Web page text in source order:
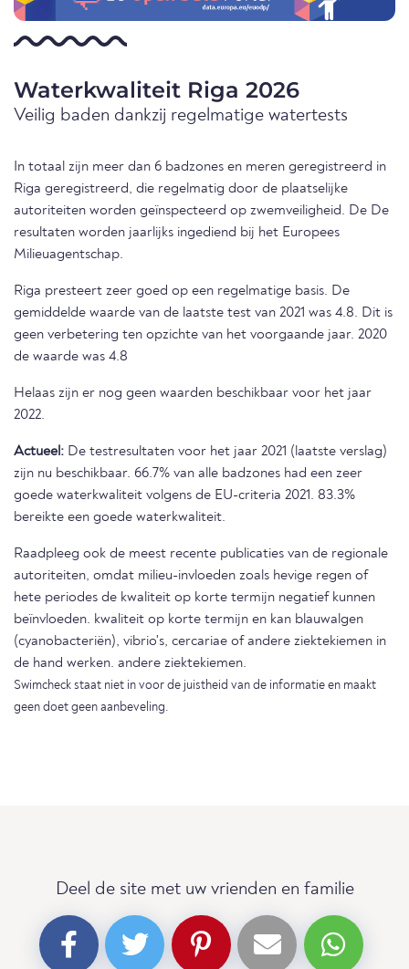
Waterkwaliteit Riga 2026
Veilig baden dankzij regelmatige watertests
In totaal zijn meer dan 6 badzones en meren geregistreerd in
Riga geregistreerd, die regelmatig door de plaatselijke
autoriteiten worden geïnspecteerd op zwemveiligheid. De De
resultaten worden jaarlijks ingediend bij het Europees
Milieuagentschap.
Riga presteert zeer goed op een regelmatige basis. De
gemiddelde waarde van de laatste test van 2021 was 4.8. Dit is
geen verbetering ten opzichte van het voorgaande jaar. 2020
de waarde was 4.8
Helaas zijn er nog geen waarden beschikbaar voor het jaar
2022.
Actueel: De testresultaten voor het jaar 2021 (laatste verslag)
zijn nu beschikbaar. 66.7% van alle badzones had een zeer
goede waterkwaliteit volgens de EU-criteria 2021. 83.3%
bereikte een goede waterkwaliteit.
Raadpleeg ook de meest recente publicaties van de regionale
autoriteiten, omdat milieu-invloeden zoals hevige regen of
hete periodes de kwaliteit op korte termijn negatief kunnen
beïnvloeden. kwaliteit op korte termijn en kan blauwalgen
(cyanobacteriën), vibrio's, cercariae of andere ziektekiemen in
de hand werken. andere ziektekiemen.
Swimcheck staat niet in voor de juistheid van de informatie en maakt
geen doet geen aanbeveling.
Deel de site met uw vrienden en familie